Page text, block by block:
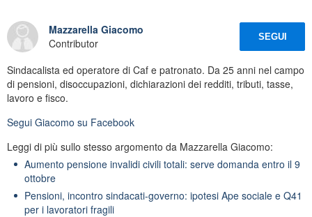
Mazzarella Giacomo
Contributor
SEGUI
Sindacalista ed operatore di Caf e patronato. Da 25 anni nel campo
di pensioni, disoccupazioni, dichiarazioni dei redditi, tributi, tasse,
lavoro e fisco.
Segui Giacomo su Facebook
Leggi di più sullo stesso argomento da Mazzarella Giacomo:
Aumento pensione invalidi civili totali: serve domanda entro il 9
ottobre
Pensioni, incontro sindacati-governo: ipotesi Ape sociale e Q41
per i lavoratori fragili